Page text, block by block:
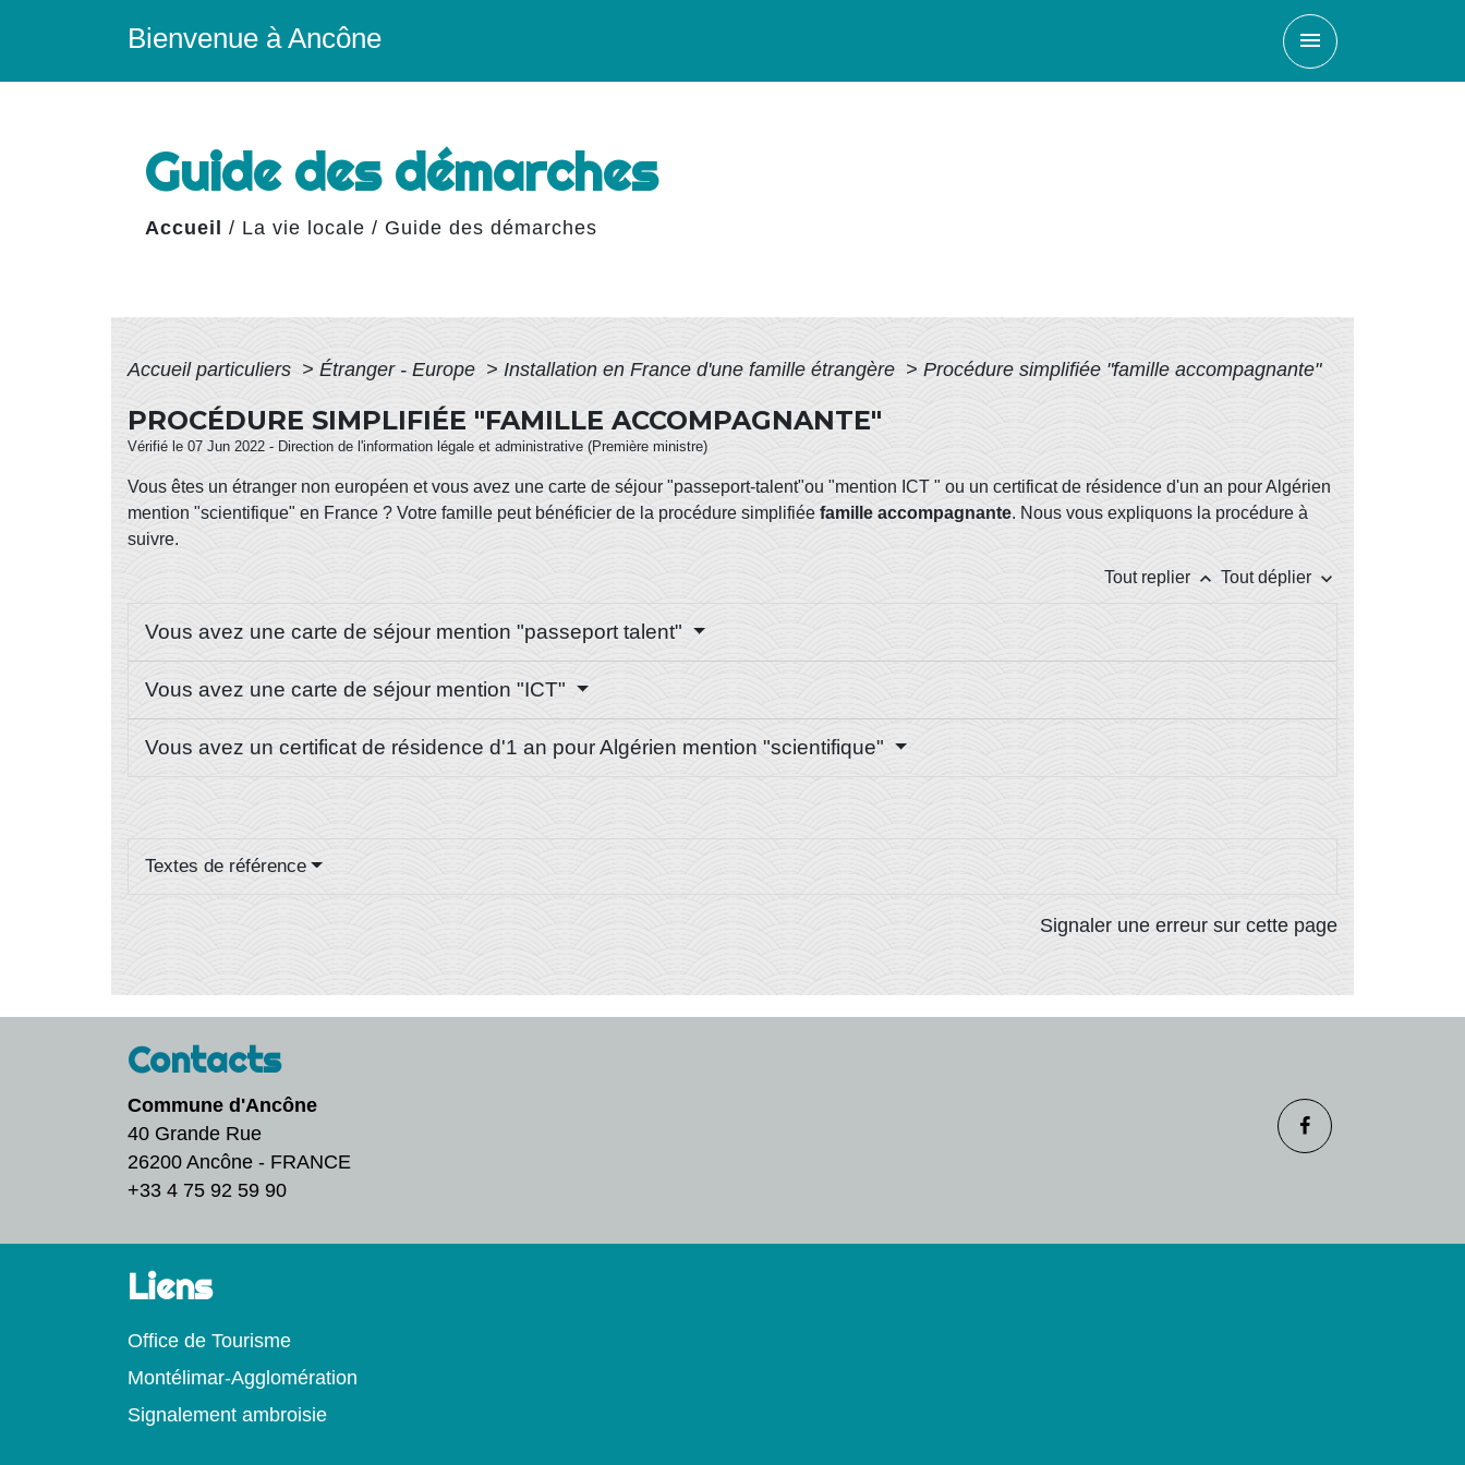
Bienvenue à Ancône menu
Guide des démarches
Accueil / La vie locale / Guide des démarches
Accueil particuliers > Étranger - Europe > Installation en France d'une famille étrangère > Procédure simplifiée "famille accompagnante"
PROCÉDURE SIMPLIFIÉE "FAMILLE ACCOMPAGNANTE"
Vérifié le 07 Jun 2022 - Direction de l'information légale et administrative (Première ministre)
Vous êtes un étranger non européen et vous avez une carte de séjour "passeport-talent"ou "mention ICT " ou un certificat de résidence d'un an pour Algérien
mention "scientifique" en France ? Votre famille peut bénéficier de la procédure simplifiée famille accompagnante. Nous vous expliquons la procédure à
suivre.
Tout replier keyboard_arrow_up Tout déplier keyboard_arrow_down
Vous avez une carte de séjour mention "passeport talent"
Vous avez une carte de séjour mention "ICT"
Vous avez un certificat de résidence d'1 an pour Algérien mention "scientifique"
Textes de référence
Signaler une erreur sur cette page
Contacts
Commune d'Ancône
40 Grande Rue
26200 Ancône - FRANCE
+33 4 75 92 59 90
Liens
Office de Tourisme
Montélimar-Agglomération
Signalement ambroisie